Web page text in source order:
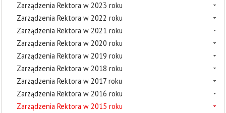
Zarządzenia Rektora w 2023 roku
Zarządzenia Rektora w 2022 roku
Zarządzenia Rektora w 2021 roku
Zarządzenia Rektora w 2020 roku
Zarządzenia Rektora w 2019 roku
Zarządzenia Rektora w 2018 roku
Zarządzenia Rektora w 2017 roku
Zarządzenia Rektora w 2016 roku
Zarządzenia Rektora w 2015 roku